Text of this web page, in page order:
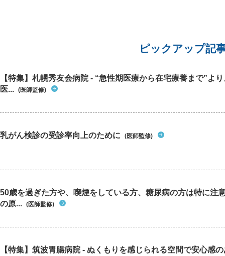
月以上
かと思
ます。
どのく
診した
ピックアップ記
【特集】札幌秀友会病院 - “急性期医療から在宅療養まで”よ
医... (医師監修)
乳がん検診の受診率向上のために (医師監修)
50歳を過ぎた方や、喫煙をしている方、糖尿病の方は特に注
の原... (医師監修)
【特集】筑波胃腸病院 - ぬくもりを感じられる空間で安心感